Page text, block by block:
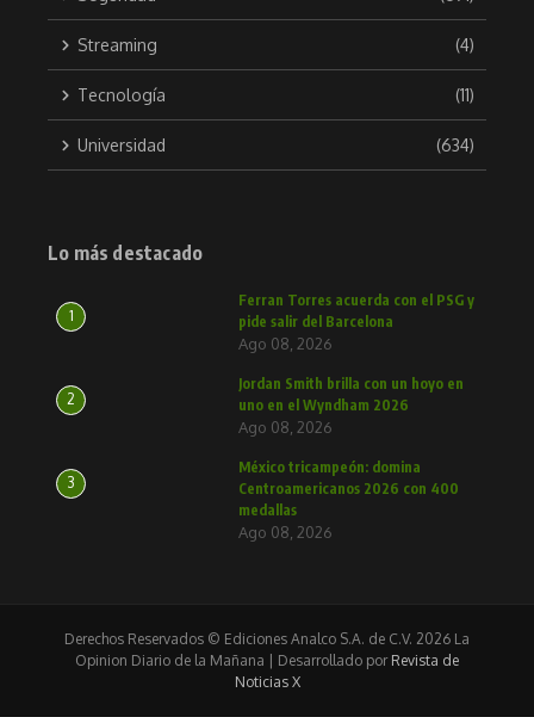
Streaming (4)
Tecnología (11)
Universidad (634)
Lo más destacado
1
Ferran Torres acuerda con el PSG y
pide salir del Barcelona
Ago 08, 2026
2
Jordan Smith brilla con un hoyo en
uno en el Wyndham 2026
Ago 08, 2026
3
México tricampeón: domina
Centroamericanos 2026 con 400
medallas
Ago 08, 2026
Derechos Reservados © Ediciones Analco S.A. de C.V. 2026 La
Opinion Diario de la Mañana | Desarrollado por Revista de
Noticias X